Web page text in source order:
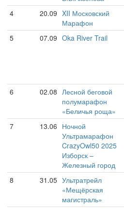
4 20.09 XII Московский
Марафон
5 07.09 Oka River Trail
6 02.08 Лесной беговой
полумарафон
«Беличья роща»
7 13.06 Ночной
Ультрамарафон
CrazyOwl50 2025
Изборск –
Железный город
8 31.05 Ультратрейл
«Мещёрская
магистраль»